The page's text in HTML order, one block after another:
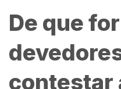
De que
contestar